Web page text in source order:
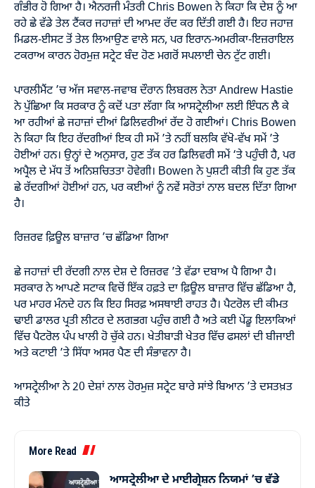
ਗੰਭੀਰ ਹੋ ਗਿਆ ਹੈ। ਐਨਰਜੀ ਮੰਤਰੀ Chris Bowen ਨੇ ਕਿਹਾ ਕਿ ਦੇਸ਼ ਨੂੰ ਆ
ਰਹੇ ਛੇ ਵੱਡੇ ਤੇਲ ਟੈਂਕਰ ਜਹਾਜ਼ਾਂ ਦੀ ਆਮਦ ਰੱਦ ਕਰ ਦਿੱਤੀ ਗਈ ਹੈ। ਇਹ ਜਹਾਜ਼
ਮਿਡਲ-ਈਸਟ ਤੋਂ ਤੇਲ ਲਿਆਉਣ ਵਾਲੇ ਸਨ, ਪਰ ਇਰਾਨ-ਅਮਰੀਕਾ-ਇਜ਼ਰਾਇਲ
ਟਕਰਾਅ ਕਾਰਨ ਹੋਰਮੁਜ਼ ਸਟ੍ਰੇਟ ਬੰਦ ਹੋਣ ਮਗਰੋਂ ਸਪਲਾਈ ਚੇਨ ਟੁੱਟ ਗਈ।
ਪਾਰਲੀਮੈਂਟ ’ਚ ਅੱਜ ਸਵਾਲ-ਜਵਾਬ ਦੌਰਾਨ ਲਿਬਰਲ ਨੇਤਾ Andrew Hastie
ਨੇ ਪੁੱਛਿਆ ਕਿ ਸਰਕਾਰ ਨੂੰ ਕਦੋਂ ਪਤਾ ਲੱਗਾ ਕਿ ਆਸਟ੍ਰੇਲੀਆ ਲਈ ਇੰਧਨ ਲੈ ਕੇ
ਆ ਰਹੀਆਂ ਛੇ ਜਹਾਜ਼ਾਂ ਦੀਆਂ ਡਿਲਿਵਰੀਆਂ ਰੱਦ ਹੋ ਗਈਆਂ। Chris Bowen
ਨੇ ਕਿਹਾ ਕਿ ਇਹ ਰੱਦਗੀਆਂ ਇਕ ਹੀ ਸਮੇਂ ’ਤੇ ਨਹੀਂ ਬਲਕਿ ਵੱਖੋ-ਵੱਖ ਸਮੇਂ ’ਤੇ
ਹੋਈਆਂ ਹਨ। ਉਨ੍ਹਾਂ ਦੇ ਅਨੁਸਾਰ, ਹੁਣ ਤੱਕ ਹਰ ਡਿਲਿਵਰੀ ਸਮੇਂ ‘ਤੇ ਪਹੁੰਚੀ ਹੈ, ਪਰ
ਅਪ੍ਰੈਲ ਦੇ ਮੱਧ ਤੋਂ ਅਨਿਸ਼ਚਿਤਤਾ ਹੋਵੇਗੀ। Bowen ਨੇ ਪੁਸ਼ਟੀ ਕੀਤੀ ਕਿ ਹੁਣ ਤੱਕ
ਛੇ ਰੱਦਗੀਆਂ ਹੋਈਆਂ ਹਨ, ਪਰ ਕਈਆਂ ਨੂੰ ਨਵੇਂ ਸਰੋਤਾਂ ਨਾਲ ਬਦਲ ਦਿੱਤਾ ਗਿਆ
ਹੈ।
ਰਿਜ਼ਰਵ ਫ਼ਿਊਲ ਬਾਜ਼ਾਰ ’ਚ ਛੱਡਿਆ ਗਿਆ
ਛੇ ਜਹਾਜ਼ਾਂ ਦੀ ਰੱਦਗੀ ਨਾਲ ਦੇਸ਼ ਦੇ ਰਿਜ਼ਰਵ ’ਤੇ ਵੱਡਾ ਦਬਾਅ ਪੈ ਗਿਆ ਹੈ।
ਸਰਕਾਰ ਨੇ ਆਪਣੇ ਸਟਾਕ ਵਿਚੋਂ ਇੱਕ ਹਫ਼ਤੇ ਦਾ ਫ਼ਿਊਲ ਬਾਜ਼ਾਰ ਵਿੱਚ ਛੱਡਿਆ ਹੈ,
ਪਰ ਮਾਹਰ ਮੰਨਦੇ ਹਨ ਕਿ ਇਹ ਸਿਰਫ਼ ਅਸਥਾਈ ਰਾਹਤ ਹੈ। ਪੈਟਰੋਲ ਦੀ ਕੀਮਤ
ਢਾਈ ਡਾਲਰ ਪ੍ਰਤੀ ਲੀਟਰ ਦੇ ਲਗਭਗ ਪਹੁੰਚ ਗਈ ਹੈ ਅਤੇ ਕਈ ਪੇਂਡੂ ਇਲਾਕਿਆਂ
ਵਿੱਚ ਪੈਟਰੋਲ ਪੰਪ ਖਾਲੀ ਹੋ ਚੁੱਕੇ ਹਨ। ਖੇਤੀਬਾੜੀ ਖੇਤਰ ਵਿੱਚ ਫਸਲਾਂ ਦੀ ਬੀਜਾਈ
ਅਤੇ ਕਟਾਈ ’ਤੇ ਸਿੱਧਾ ਅਸਰ ਪੈਣ ਦੀ ਸੰਭਾਵਨਾ ਹੈ।
ਆਸਟ੍ਰੇਲੀਆ ਨੇ 20 ਦੇਸ਼ਾਂ ਨਾਲ ਹੋਰਮੁਜ਼ ਸਟ੍ਰੇਟ ਬਾਰੇ ਸਾਂਝੇ ਬਿਆਨ ’ਤੇ ਦਸਤਖ਼ਤ
ਕੀਤੇ
More Read
ਆਸਟ੍ਰੇਲੀਆ ਦੇ ਮਾਈਗ੍ਰੇਸ਼ਨ ਨਿਯਮਾਂ ’ਚ ਵੱਡੇ